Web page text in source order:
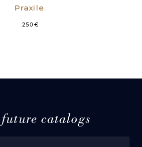
Praxile.
250€
future catalogs